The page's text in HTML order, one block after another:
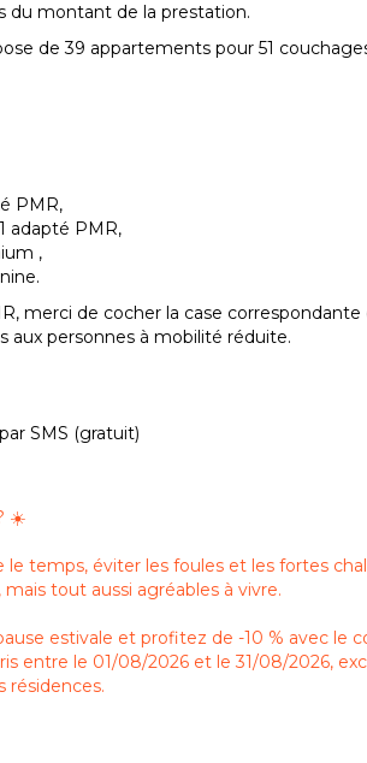
montant de la prestation.
de 39 appartements pour 51
PMR,
adapté PMR,
,
merci de cocher la case correspondante
aux personnes à mobilité réduite.
SMS (gratuit)
☀️
temps, éviter les foules et les fortes
tout aussi agréables à vivre.
estivale et profitez de -10 % avec le
entre le 01/08/2026 et le 31/08/2026,
résidences.